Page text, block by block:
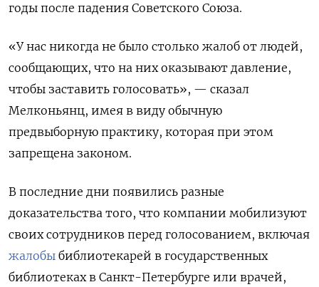
годы после падения Советского Союза.
«У нас никогда не было столько жалоб от людей,
сообщающих, что на них оказывают давление,
чтобы заставить голосовать», — сказал
Мелконьянц, имея в виду обычную
предвыборную практику, которая при этом
запрещена законом.
В последние дни появились разные
доказательства того, что компании мобилизуют
своих сотрудников перед голосованием, включая
жалобы библиотекарей в государственных
библиотеках в Санкт-Петербурге или врачей,